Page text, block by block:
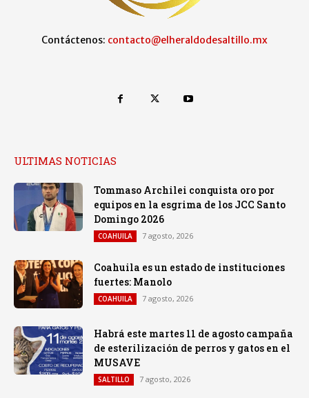
Contáctenos: contacto@elheraldodesaltillo.mx
ULTIMAS NOTICIAS
Tommaso Archilei conquista oro por
equipos en la esgrima de los JCC Santo
Domingo 2026
COAHUILA 7 agosto, 2026
Coahuila es un estado de instituciones
fuertes: Manolo
COAHUILA 7 agosto, 2026
Habrá este martes 11 de agosto campaña
de esterilización de perros y gatos en el
MUSAVE
SALTILLO 7 agosto, 2026